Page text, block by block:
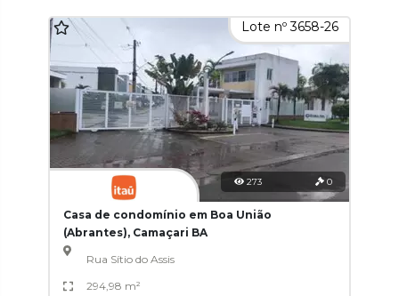
Lote nº 3658-26
273 0
Casa de condomínio em Boa União
(Abrantes), Camaçari BA
Rua Sítio do Assis
294,98 m²